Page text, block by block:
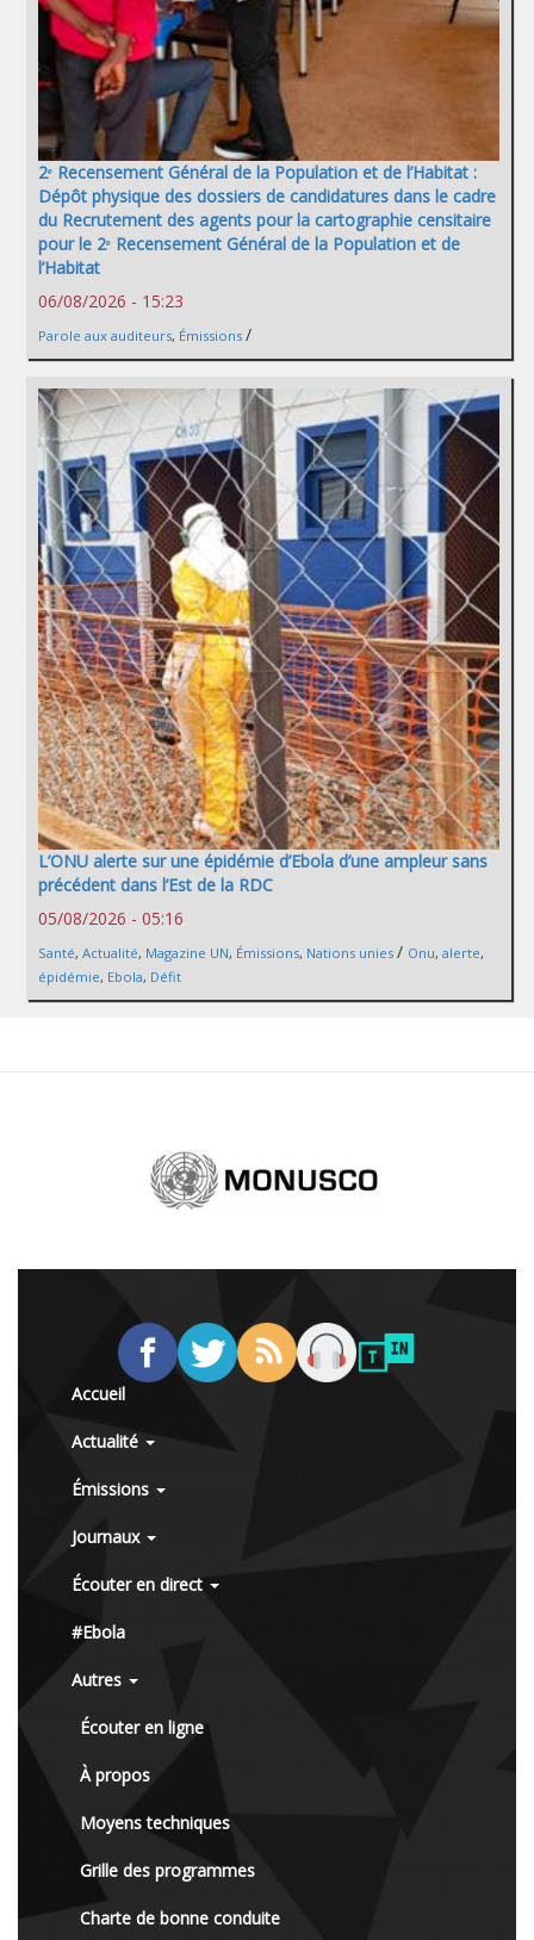
2ᵉ Recensement Général de la Population et de l’Habitat :
Dépôt physique des dossiers de candidatures dans le cadre
du Recrutement des agents pour la cartographie censitaire
pour le 2ᵉ Recensement Général de la Population et de
l’Habitat
06/08/2026 - 15:23
Parole aux auditeurs, Émissions /
L’ONU alerte sur une épidémie d’Ebola d’une ampleur sans
précédent dans l’Est de la RDC
05/08/2026 - 05:16
Santé, Actualité, Magazine UN, Émissions, Nations unies / Onu, alerte,
épidémie, Ebola, Défit
Accueil
Actualité
Émissions
Journaux
Écouter en direct
#Ebola
Autres
Écouter en ligne
À propos
Moyens techniques
Grille des programmes
Charte de bonne conduite